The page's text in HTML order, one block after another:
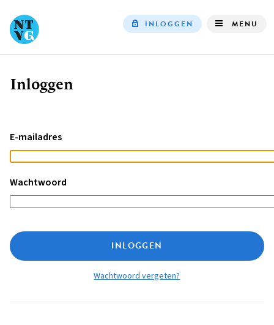
INLOGGEN MENU
Kruimelpad
Inloggen
E-mailadres
Wachtwoord
INLOGGEN
Wachtwoord vergeten?